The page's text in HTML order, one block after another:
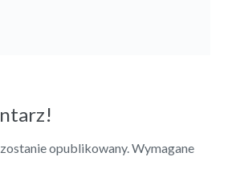
opublikowany. Wymagane